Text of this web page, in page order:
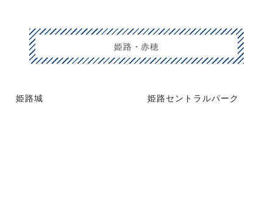
姫路・赤穂
姫路城 姫路セントラルパーク